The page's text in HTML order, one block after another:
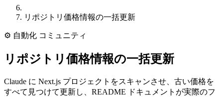
リポジトリ価格情報の一括更新
⚙️ 自動化 コミュニティ
リポジトリ価格情報の一括更新
Claude に Next.js プロジェクトをスキャンさせ、古い価格を
すべて見つけて更新し、README ドキュメントが実際のフ